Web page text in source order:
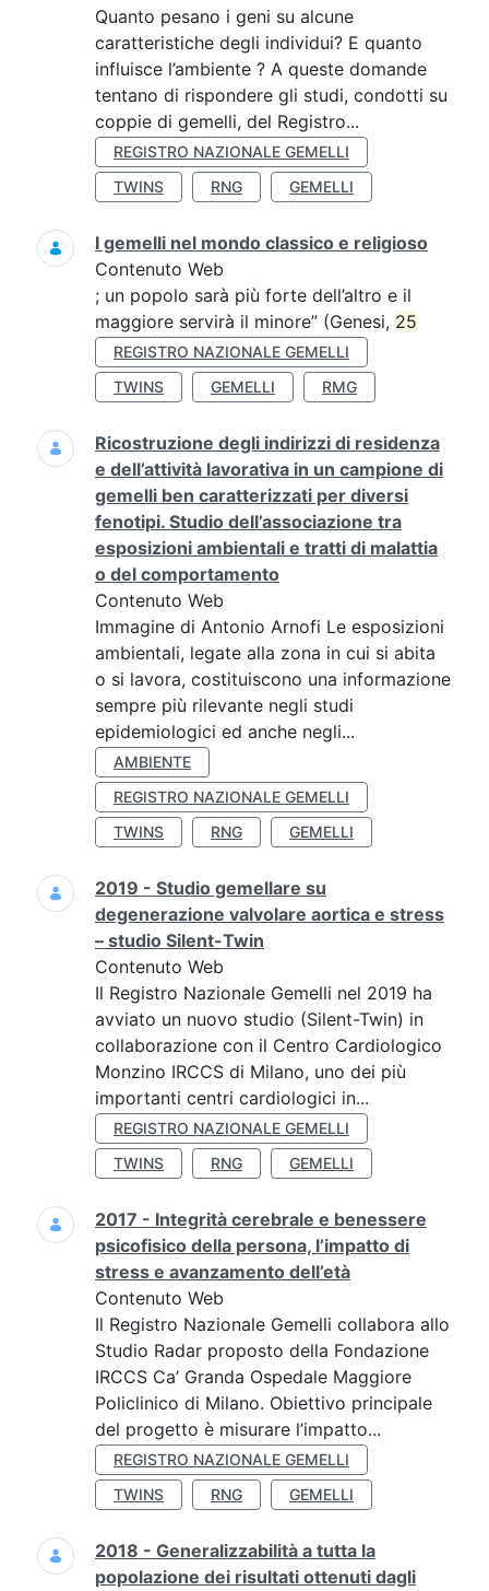
Quanto pesano i geni su alcune
caratteristiche degli individui? E quanto
influisce l’ambiente ? A queste domande
tentano di rispondere gli studi, condotti su
coppie di gemelli, del Registro...
REGISTRO NAZIONALE GEMELLI
TWINS
RNG GEMELLI
I gemelli nel mondo classico e religioso
Contenuto Web
; un popolo sarà più forte dell’altro e il
maggiore servirà il minore” (Genesi, 25
REGISTRO NAZIONALE GEMELLI
TWINS
GEMELLI RMG
Ricostruzione degli indirizzi di residenza
e dell’attività lavorativa in un campione di
gemelli ben caratterizzati per diversi
fenotipi. Studio dell’associazione tra
esposizioni ambientali e tratti di malattia
o del comportamento
Contenuto Web
Immagine di Antonio Arnofi Le esposizioni
ambientali, legate alla zona in cui si abita
o si lavora, costituiscono una informazione
sempre più rilevante negli studi
epidemiologici ed anche negli...
AMBIENTE
REGISTRO NAZIONALE GEMELLI
TWINS
RNG GEMELLI
2019 - Studio gemellare su
degenerazione valvolare aortica e stress
– studio Silent-Twin
Contenuto Web
Il Registro Nazionale Gemelli nel 2019 ha
avviato un nuovo studio (Silent-Twin) in
collaborazione con il Centro Cardiologico
Monzino IRCCS di Milano, uno dei più
importanti centri cardiologici in...
REGISTRO NAZIONALE GEMELLI
TWINS
RNG GEMELLI
2017 - Integrità cerebrale e benessere
psicofisico della persona, l’impatto di
stress e avanzamento dell’età
Contenuto Web
Il Registro Nazionale Gemelli collabora allo
Studio Radar proposto della Fondazione
IRCCS Ca’ Granda Ospedale Maggiore
Policlinico di Milano. Obiettivo principale
del progetto è misurare l’impatto...
REGISTRO NAZIONALE GEMELLI
TWINS
RNG GEMELLI
2018 - Generalizzabilità a tutta la
popolazione dei risultati ottenuti dagli